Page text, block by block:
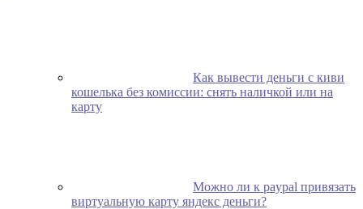
Как вывести деньги с киви
кошелька без комиссии: снять наличкой или на
карту
Можно ли к paypal привязать
виртуальную карту яндекс деньги?